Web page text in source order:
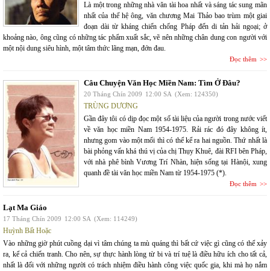
Là một trong những nhà văn tài hoa nhất và sáng tác sung mãn
nhất của thế hệ ông, văn chương Mai Thảo bao trùm một giai
đoạn dài từ kháng chiến chống Pháp đến di tản hải ngoại; ở
khoảng nào, ông cũng có những tác phẩm xuất sắc, vẽ nên những chân dung con người với
một nội dung siêu hình, một tâm thức lãng mạn, đớn đau.
Đọc thêm
Câu Chuyện Văn Học Miền Nam: Tìm Ở Đâu?
20 Tháng Chín 2009 12:00 SA (Xem: 124350)
TRÙNG DƯƠNG
Gần đây tôi có dịp đọc một số tài liệu của người trong nước viết
về văn học miền Nam 1954-1975. Rải rác đó đây không ít,
nhưng gom vào một mối thì có thể kể ra hai nguồn. Thứ nhất là
bài phỏng vấn khá thú vị của chị Thụy Khuê, đài RFI bên Pháp,
với nhà phê bình Vương Trí Nhàn, hiện sống tại Hànội, xung
quanh đề tài văn học miền Nam từ 1954-1975 (*).
Đọc thêm
Lạt Ma Giáo
17 Tháng Chín 2009 12:00 SA (Xem: 114249)
Huỳnh Bất Hoặc
Vào những giờ phút cuồng dại vì tâm chúng ta mù quáng thì bất cứ việc gì cũng có thể xảy
ra, kể cả chiến tranh. Cho nên, sự thực hành lòng từ bi và trí tuệ là điều hữu ích cho tất cả,
nhất là đối với những người có trách nhiệm điều hành công việc quốc gia, khi mà họ nắm